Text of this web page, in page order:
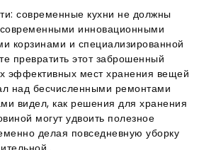
современные кухни не должны
инновационными
корзинами и специализированной
превратить этот заброшенный
эффективных мест хранения вещей
над бесчисленными ремонтами
видел, как решения для хранения
могут удвоить полезное
делая повседневную уборку